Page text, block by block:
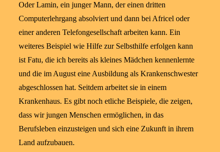
Oder Lamin, ein junger Mann, der einen dritten
Computerlehrgang absolviert und dann bei Africel oder
einer anderen Telefongesellschaft arbeiten kann. Ein
weiteres Beispiel wie Hilfe zur Selbsthilfe erfolgen kann
ist Fatu, die ich bereits als kleines Mädchen kennenlernte
und die im August eine Ausbildung als Krankenschwester
abgeschlossen hat. Seitdem arbeitet sie in einem
Krankenhaus. Es gibt noch etliche Beispiele, die zeigen,
dass wir jungen Menschen ermöglichen, in das
Berufsleben einzusteigen und sich eine Zukunft in ihrem
Land aufzubauen.